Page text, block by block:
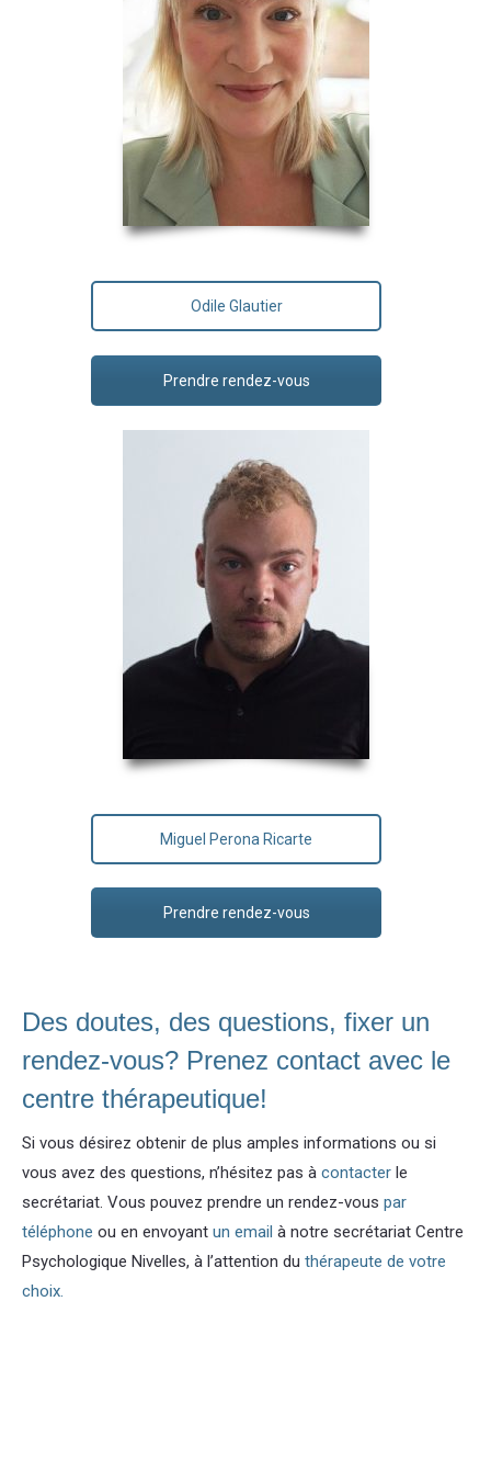
Odile Glautier
Prendre rendez-vous
Miguel Perona Ricarte
Prendre rendez-vous
Des doutes, des questions, fixer un
rendez-vous? Prenez contact avec le
centre thérapeutique!
Si vous désirez obtenir de plus amples informations ou si
vous avez des questions, n’hésitez pas à contacter le
secrétariat. Vous pouvez prendre un rendez-vous par
téléphone ou en envoyant un email à notre secrétariat Centre
Psychologique Nivelles, à l’attention du thérapeute de votre
choix.